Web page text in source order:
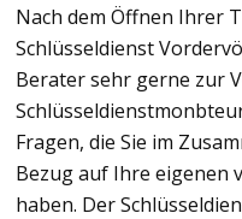
Nach dem Öffnen Ihrer
Schlüsseldienst
Berater sehr gerne zur
Fragen, die Sie im
Bezug auf Ihre eigenen
haben. Der